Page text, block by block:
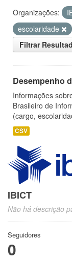
Organizações:
escolaridade
Filtrar
Desempenho
Informações
Brasileiro de
(cargo,
CSV
IBICT
Não há descrição
Seguidores
0